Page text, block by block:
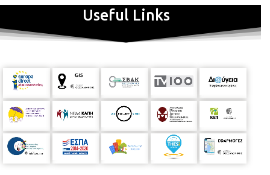
εμφανιστεί ως σολίστ στο Παρίσι, σε ρεσιτάλ πιάνου του
Συλλόγου “Philomuses”. Από τον Οκτώβριο του 2016 συνεχίζει
σπουδές πιάνου στο Κ.Ω.Θ., στην τάξη Διπλώματος του Παύλου
Useful Links